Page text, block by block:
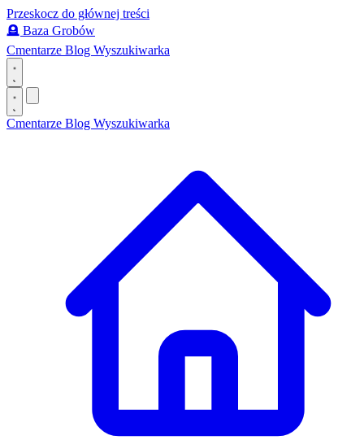
Przeskocz do głównej treści
🪦 Baza Grobów
Cmentarze Blog Wyszukiwarka
Cmentarze Blog Wyszukiwarka